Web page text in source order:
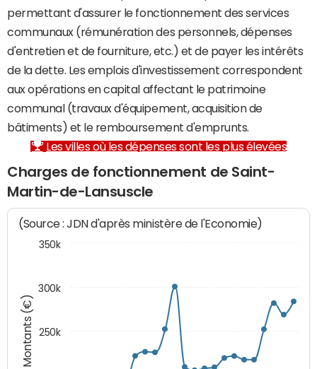
permettant d'assurer le fonctionnement des services
communaux (rémunération des personnels, dépenses
d'entretien et de fourniture, etc.) et de payer les intérêts
de la dette. Les emplois d'investissement correspondent
aux opérations en capital affectant le patrimoine
communal (travaux d'équipement, acquisition de
bâtiments) et le remboursement d'emprunts.
Les villes où les dépenses sont les plus élevées
Charges de fonctionnement de Saint-
Martin-de-Lansuscle
Montants (€)
(Source : JDN d'après ministère de l'Economie)
250k
300k
350k